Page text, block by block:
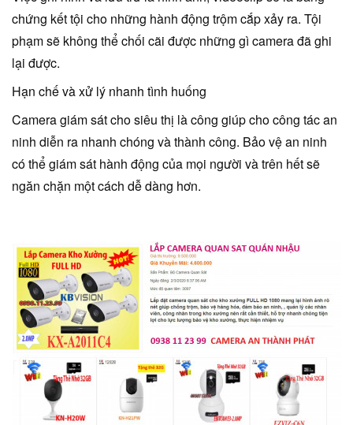
chứng kết tội cho những hành động trộm cắp xảy ra. Tội
phạm sẽ không thể chối cãi được những gì camera đã ghi
lại được.
Hạn chế và xử lý nhanh tình huống
Camera giám sát cho siêu thị là công giúp cho công tác an
ninh diễn ra nhanh chóng và thành công. Bảo vệ an ninh
có thể giám sát hành động của mọi người và trên hết sẽ
ngăn chặn một cách dễ dàng hơn.